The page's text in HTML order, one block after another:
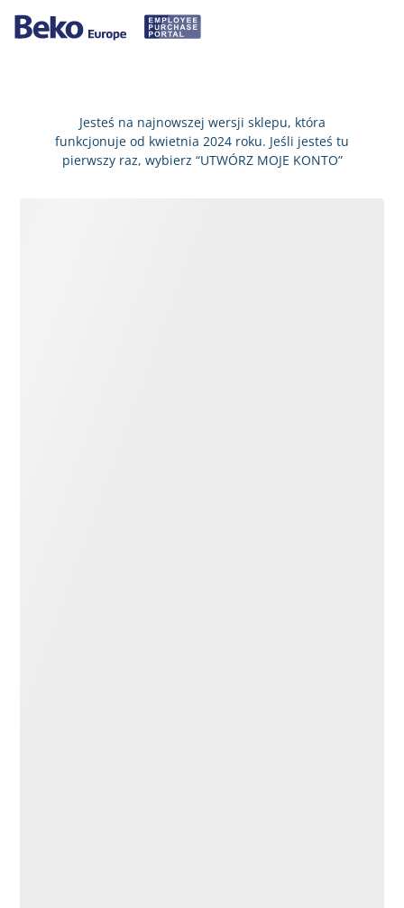
Jesteś na najnowszej wersji sklepu, która
funkcjonuje od kwietnia 2024 roku. Jeśli jesteś tu
pierwszy raz, wybierz “UTWÓRZ MOJE KONTO”